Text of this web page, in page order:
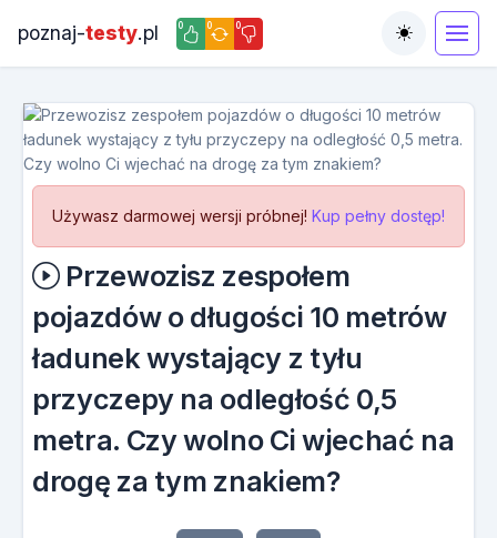
poznaj-testy.pl 0 0 0
Toggle
Używasz darmowej wersji próbnej! Kup pełny dostęp!
Przewozisz zespołem
pojazdów o długości 10 metrów
ładunek wystający z tyłu
przyczepy na odległość 0,5
metra. Czy wolno Ci wjechać na
drogę za tym znakiem?